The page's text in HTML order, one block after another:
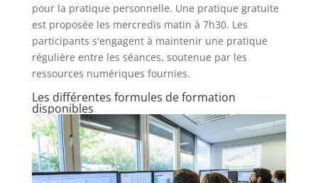
pour la pratique personnelle. Une pratique gratuite
est proposée les mercredis matin à 7h30. Les
participants s'engagent à maintenir une pratique
régulière entre les séances, soutenue par les
ressources numériques fournies.
Les différentes formules de formation
disponibles